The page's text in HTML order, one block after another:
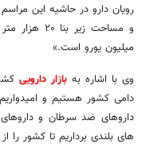
میلیون یورو است.»
وی با اشاره به بازار دارویی
دامی کشور هستیم و
داروهای ضد سرطان و داروهای
های بلندی برداریم تا کشور را